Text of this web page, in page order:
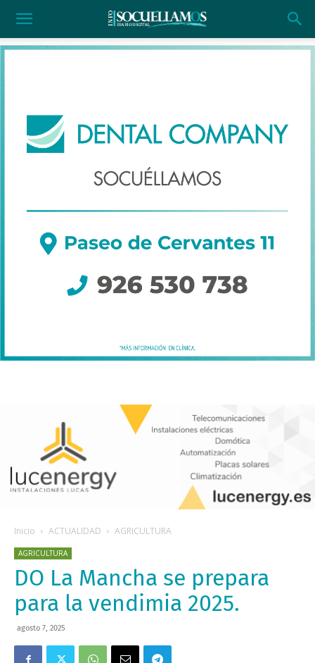
Inicio ACTUALIDAD AGRICULTURA
AGRICULTURA
DO La Mancha se prepara
para la vendimia 2025.
agosto 7, 2025